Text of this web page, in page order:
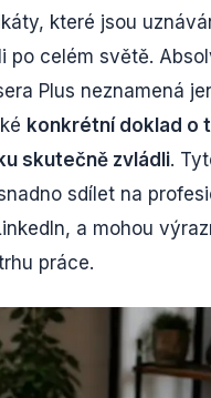
které jsou
po celém světě.
Plus neznamená
konkrétní doklad o
skutečně zvládli.
sdílet na
a mohou
práce.